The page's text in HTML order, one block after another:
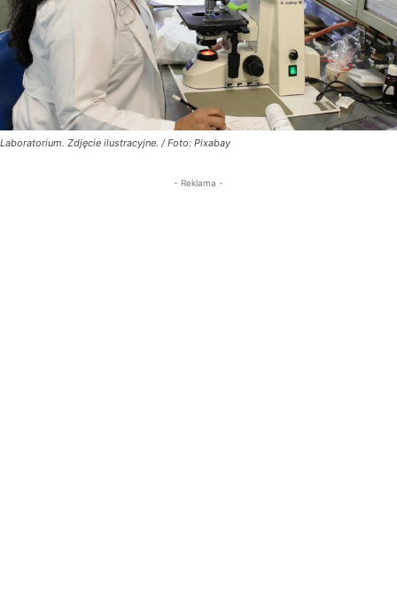
Laboratorium. Zdjęcie ilustracyjne. / Foto: Pixabay
- Reklama -